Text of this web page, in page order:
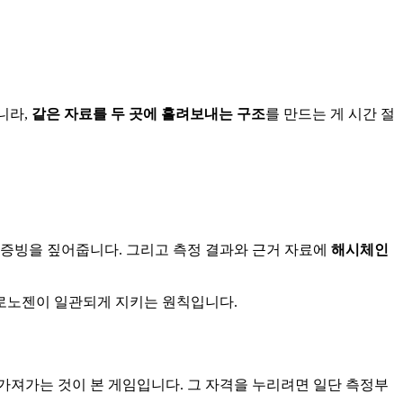
라, 같은 자료를 두 곳에 흘려보내는 구조를 만드는 게 시간 절
빙을 짚어줍니다. 그리고 측정 결과와 근거 자료에 해시체인
젠이 일관되게 지키는 원칙입니다.
가는 것이 본 게임입니다. 그 자격을 누리려면 일단 측정부